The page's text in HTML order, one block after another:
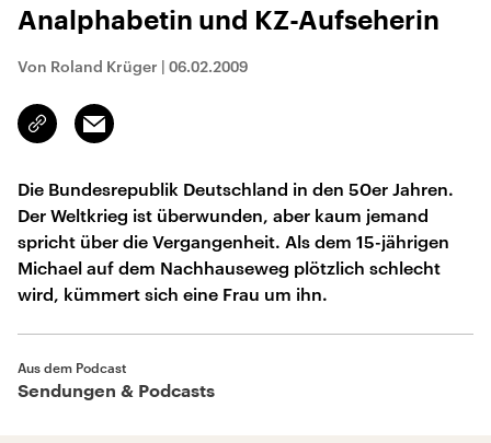
Analphabetin und KZ-Aufseherin
Von Roland Krüger | 06.02.2009
Link
kopieren/teilen
Email
Die Bundesrepublik Deutschland in den 50er Jahren.
Der Weltkrieg ist überwunden, aber kaum jemand
spricht über die Vergangenheit. Als dem 15-jährigen
Michael auf dem Nachhauseweg plötzlich schlecht
wird, kümmert sich eine Frau um ihn.
Aus dem Podcast
Sendungen & Podcasts